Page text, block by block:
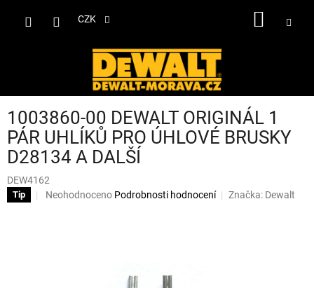
CZK
1003860-00 DEWALT ORIGINÁL 1
PÁR UHLÍKŮ PRO ÚHLOVÉ BRUSKY
D28134 A DALŠÍ
DEW4162
Tip
Průměrné
Neohodnoceno Podrobnosti hodnocení Značka: Dewalt